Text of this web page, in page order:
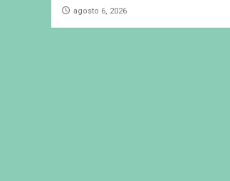
agosto 6, 2026